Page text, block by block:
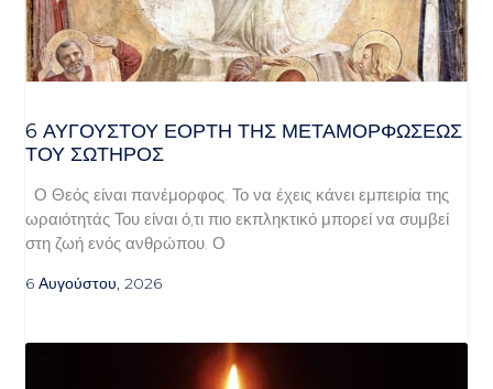
6 ΑΥΓΟΥΣΤΟΥ ΕΟΡΤΗ ΤΗΣ ΜΕΤΑΜΟΡΦΩΣΕΩΣ
ΤΟΥ ΣΩΤΗΡΟΣ
Ο Θεός είναι πανέμορφος. Το να έχεις κάνει εμπειρία της
ωραιότητάς Του είναι ό,τι πιο εκπληκτικό μπορεί να συμβεί
στη ζωή ενός ανθρώπου. Ο
6 Αυγούστου, 2026